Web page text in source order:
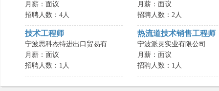
月薪：面议
招聘人数：4人
月薪：面议
招聘人数：2人
技术工程师
宁波思科杰特进出口贸易有..
月薪：面议
招聘人数：1人
热流道技术销售工程师
宁波派灵实业有限公司
月薪：面议
招聘人数：1人